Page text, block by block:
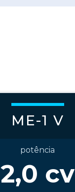
ME-1 V
potência
2,0 cv